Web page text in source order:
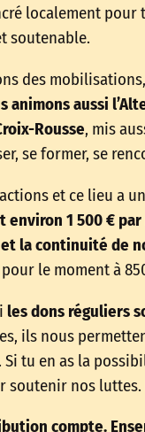
localement
soutenable.
des
animons aussi
Rousse, mis
se former, se
et ce lieu a
environ 1 500 €
la continuité de
le moment à
les dons réguliers
ils nous
tu en as la
soutenir nos
compte.